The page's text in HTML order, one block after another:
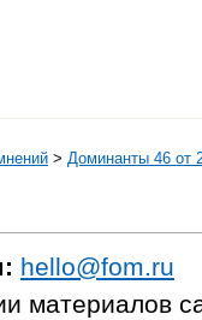
> Доминанты 46 от
hello@fom.ru
материалов